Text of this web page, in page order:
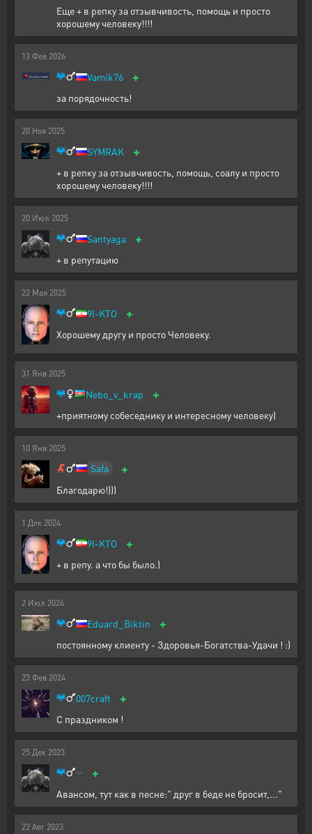
Еще + в репку за отзывчивость, помощь и просто
хорошему человеку!!!!
13 Фев 2026
Vamik76 +
за порядочность!
20 Ноя 2025
SYMRAK +
+ в репку за отзывчивость, помощь, соалу и просто
хорошему человеку!!!!
20 Июл 2025
Santyaga +
+ в репутацию
22 Мая 2025
9I-KTO +
Хорошему другу и просто Человеку.
31 Янв 2025
Nebo_v_krap +
+приятному собеседнику и интересному человеку)
10 Янв 2025
Safa +
Благодарю!)))
1 Дек 2024
9I-KTO +
+ в репу. а что бы было.)
2 Июл 2024
Eduard_Biktin +
постоянному клиенту - Здоровья-Богатства-Удачи ! :)
23 Фев 2024
007craft +
С праздником !
25 Дек 2023
+
Авансом, тут как в песне:" друг в беде не бросит,..."
22 Авг 2023